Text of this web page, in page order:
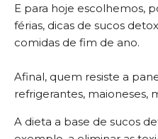
E para hoje escolhemos,
férias, dicas de sucos
comidas de fim de ano.
Afinal, quem resiste a
refrigerantes, maioneses,
A dieta a base de sucos